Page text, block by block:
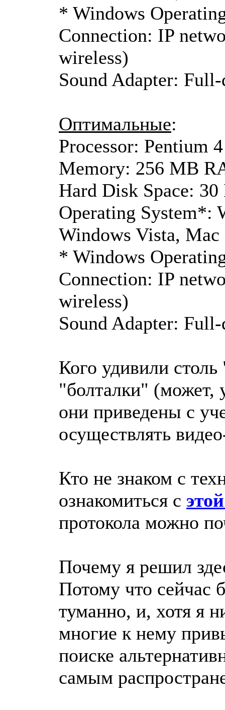
* Windows
Connection: IP
wireless)
Sound Adapter:
Оптимальные:
Processor: Pentium
Memory: 256 MB
Hard Disk Space:
Operating System*:
Windows Vista, Mac
* Windows
Connection: IP
wireless)
Sound Adapter:
Кого удивили
"болталки" (может,
они приведены с
осуществлять
Кто не знаком с
ознакомиться с
протокола можно
Почему я решил
Потому что сейчас
туманно, и, хотя я
многие к нему
поиске
самым